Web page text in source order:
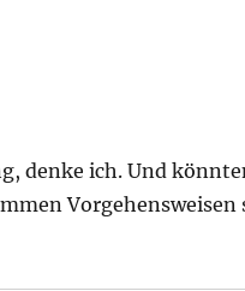
denke ich. Und
Vorgehensweisen